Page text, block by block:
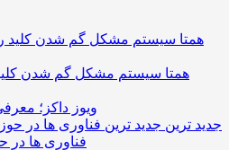
همتا سیستم مشکل گم شدن
ویوز داکز؛
جدید ترین
فناوری ها در